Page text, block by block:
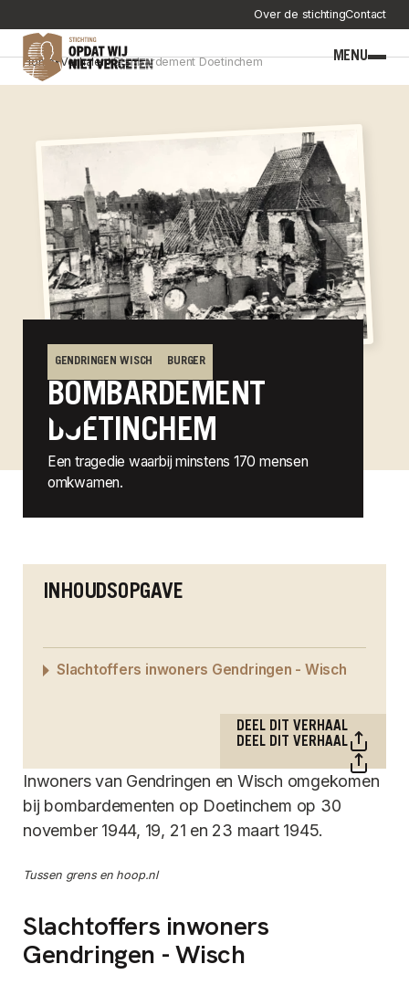
Over de stichtingContact
MENU
Home Verhalen Bombardement Doetinchem
GENDRINGEN WISCH BURGER
BOMBARDEMENT
DOETINCHEM
Een tragedie waarbij minstens 170 mensen
omkwamen.
Inwoners van Gendringen en Wisch omgekomen
bij bombardementen op Doetinchem op 30
november 1944, 19, 21 en 23 maart 1945.
Tussen grens en hoop.nl
Slachtoffers inwoners
Gendringen - Wisch
INHOUDSOPGAVE
Slachtoffers inwoners Gendringen - Wisch
DEEL DIT VERHAAL
DEEL DIT VERHAAL